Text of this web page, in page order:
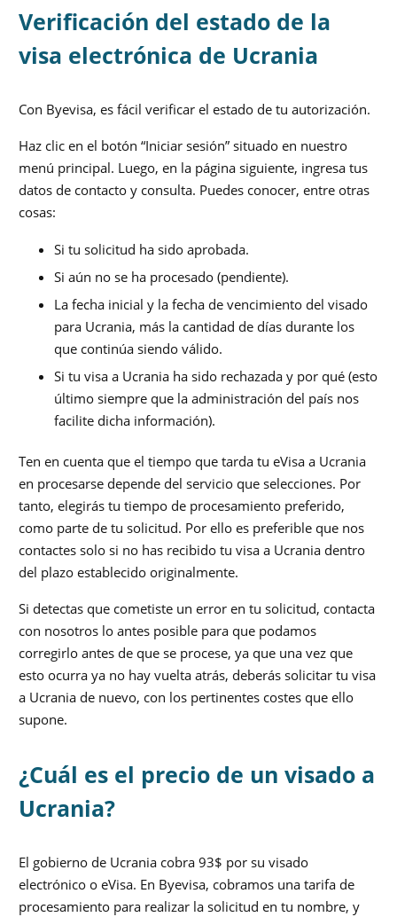
Verificación del estado de la
visa electrónica de Ucrania
Con Byevisa, es fácil verificar el estado de tu autorización.
Haz clic en el botón “Iniciar sesión” situado en nuestro
menú principal. Luego, en la página siguiente, ingresa tus
datos de contacto y consulta. Puedes conocer, entre otras
cosas:
Si tu solicitud ha sido aprobada.
Si aún no se ha procesado (pendiente).
La fecha inicial y la fecha de vencimiento del visado
para Ucrania, más la cantidad de días durante los
que continúa siendo válido.
Si tu visa a Ucrania ha sido rechazada y por qué (esto
último siempre que la administración del país nos
facilite dicha información).
Ten en cuenta que el tiempo que tarda tu eVisa a Ucrania
en procesarse depende del servicio que selecciones. Por
tanto, elegirás tu tiempo de procesamiento preferido,
como parte de tu solicitud. Por ello es preferible que nos
contactes solo si no has recibido tu visa a Ucrania dentro
del plazo establecido originalmente.
Si detectas que cometiste un error en tu solicitud, contacta
con nosotros lo antes posible para que podamos
corregirlo antes de que se procese, ya que una vez que
esto ocurra ya no hay vuelta atrás, deberás solicitar tu visa
a Ucrania de nuevo, con los pertinentes costes que ello
supone.
¿Cuál es el precio de un visado a
Ucrania?
El gobierno de Ucrania cobra 93$ por su visado
electrónico o eVisa. En Byevisa, cobramos una tarifa de
procesamiento para realizar la solicitud en tu nombre, y